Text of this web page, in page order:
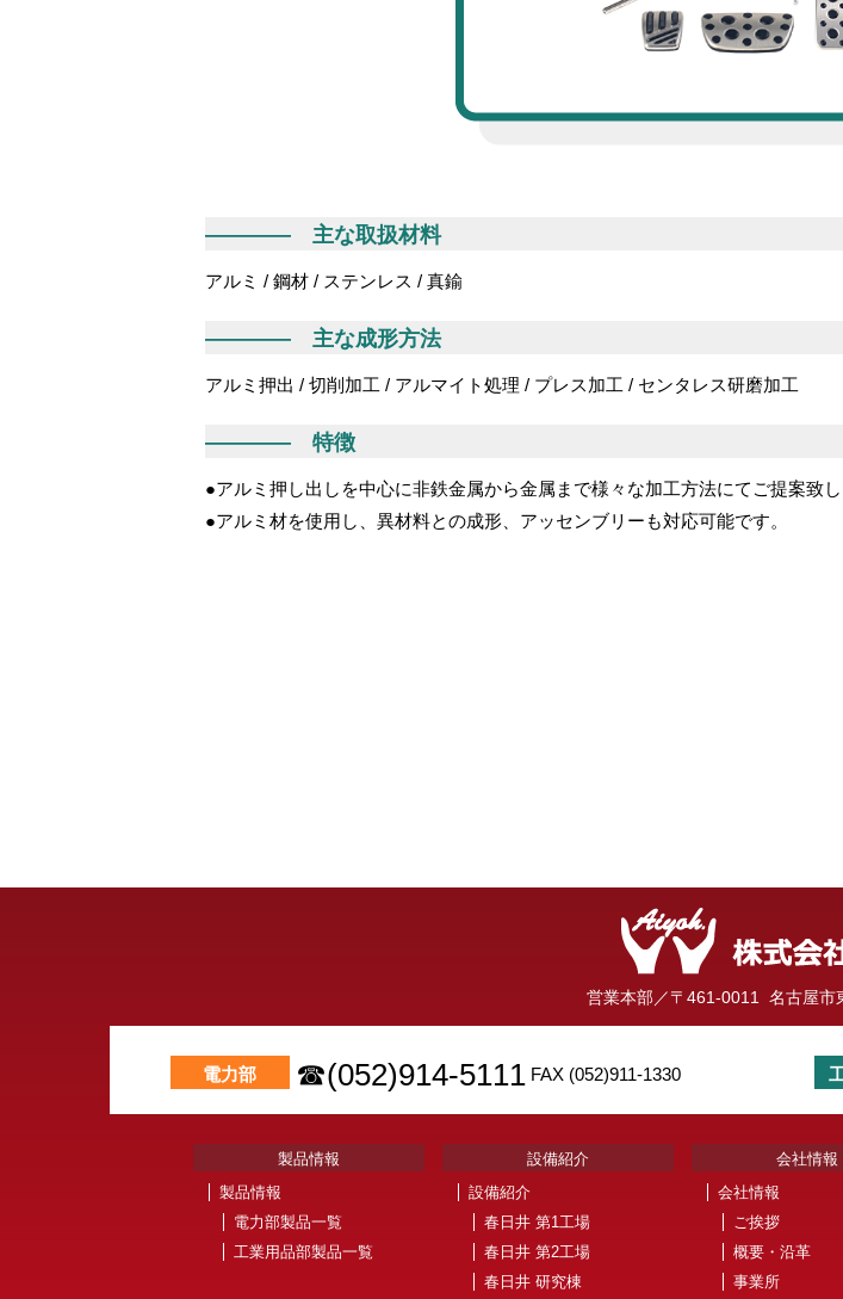
―――― 主な取扱材料
アルミ / 鋼材 / ステンレス / 真鍮
―――― 主な成形方法
アルミ押出 / 切削加工 / アルマイト処理 / プレス加工 / センタレス研磨加工
―――― 特徴
●アルミ押し出しを中心に非鉄金属から金属まで様々な加工方法にてご提案致し
●アルミ材を使用し、異材料との成形、アッセンブリーも対応可能です。
営業本部／ 〒461-0011 名古屋市
電力部 ☎(052)914-5111 FAX (052)911-1330
製品情報
製品情報
電力部製品一覧
工業用品部製品一覧
設備紹介
設備紹介
春日井 第1工場
春日井 第2工場
春日井 研究棟
会社情報
会社情報
ご挨拶
概要・沿革
事業所